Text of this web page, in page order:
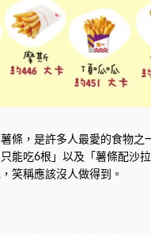
條，是許多人最愛的食物之
能吃6根」以及「薯條配沙
笑稱應該沒人做得到。